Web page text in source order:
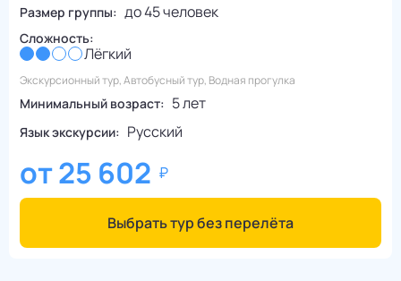
Размер группы: до45человек
Сложность:
Лёгкий
Экскурсионный тур, Автобусный тур, Водная прогулка
Минимальный возраст: 5 лет
Язык экскурсии: Русский
от25 602
Выбрать тур без перелёта